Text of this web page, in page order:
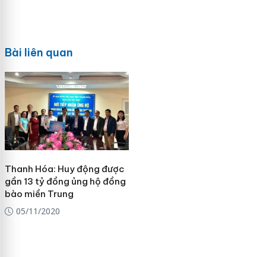
Bài liên quan
Thanh Hóa: Huy động được
gần 13 tỷ đồng ủng hộ đồng
bào miền Trung
05/11/2020